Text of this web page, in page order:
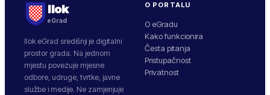
Ilok
eGrad
IlokeGrad središnji je digitalni
prostor grada. Na jednom
mjestu povezuje mjesne
odbore, udruge, tvrtke, javne
službe i medije. Ne zamjenjuje
O PORTALU
O eGradu
Kako funkcionira
Česta pitanja
Pristupačnost
Privatnost